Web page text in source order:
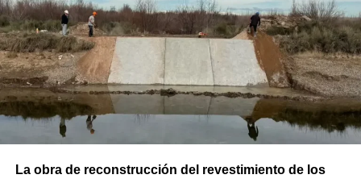
La obra de reconstrucción del revestimiento de los